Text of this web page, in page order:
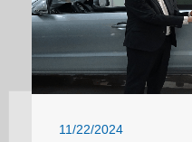
11/22/2024